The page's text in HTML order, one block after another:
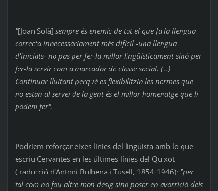
"[Joan Solà] sempre és enemic de tot el que fa la llengua
correcta innecessàriament més difícil -una llengua
d'iniciats- no pas per fer-la millor lingüísticament sinó per
fer-la servir com a marcador de classe social. (...)
Continuar lluitant perquè es flexibilitzin les normes que
no estan al servei de la gent és el millor homenatge que li
podem fer".
Podríem reforçar eixes línies del lingüista amb lo que
escriu Cervantes en les últimes línies del Quixot
(traducció d'Antoni Bulbena i Tusell, 1854-1946): "per
tal com no fou altre mon desig sinó posar en avorrició dels